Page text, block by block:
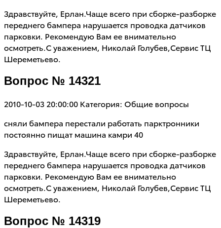
Здравствуйте, Ерлан.Чаще всего при сборке-разборке
переднего бампера нарушается проводка датчиков
парковки. Рекомендую Вам ее внимательно
осмотреть.С уважением, Николай Голубев,Сервис ТЦ
Шереметьево.
Вопрос № 14321
2010-10-03 20:00:00 Категория: Общие вопросы
сняли бампера перестали работать парктронники
постоянно пищат машина камри 40
Здравствуйте, Ерлан.Чаще всего при сборке-разборке
переднего бампера нарушается проводка датчиков
парковки. Рекомендую Вам ее внимательно
осмотреть.С уважением, Николай Голубев,Сервис ТЦ
Шереметьево.
Вопрос № 14319